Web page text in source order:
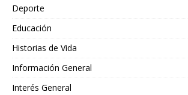
Deporte
Educación
Historias de Vida
Información General
Interés General